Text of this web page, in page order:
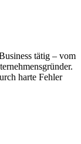
tätig – vom
harte Fehler